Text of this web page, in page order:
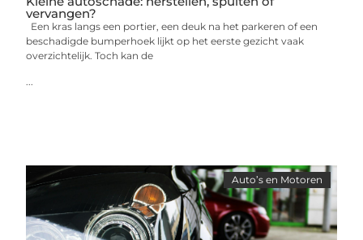
vervangen?
Een kras langs een portier, een deuk na het parkeren of een
beschadigde bumperhoek lijkt op het eerste gezicht vaak
overzichtelijk. Toch kan de
...
Auto’s en Motoren